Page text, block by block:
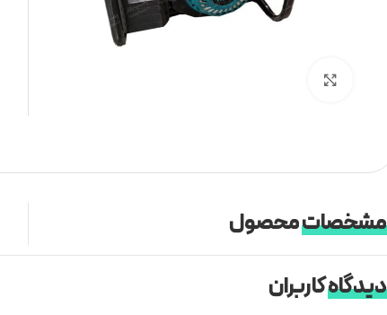
مشخصاتمحصول
دیدگاهکاربران